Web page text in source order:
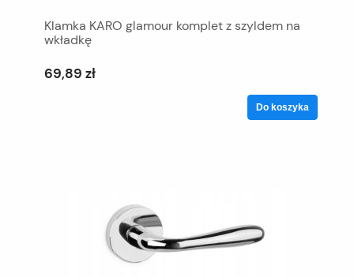
Klamka KARO glamour komplet z szyldem na
wkładkę
69,89 zł
Do koszyka